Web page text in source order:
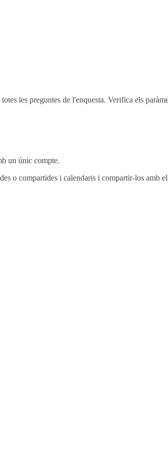
les preguntes de l'enquesta. Verifica els
un únic compte.
o compartides i calendaris i compartir-los amb